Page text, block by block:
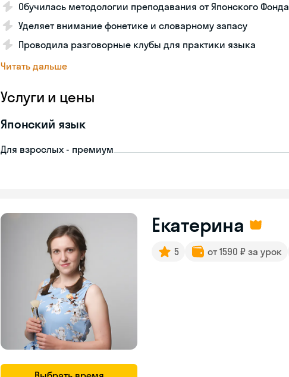
Обучилась методологии преподавания от Японского Фонда
Уделяет внимание фонетике и словарному запасу
Проводила разговорные клубы для практики языка
Читать дальше
Услуги и цены
Японский язык
Для взрослых - премиум
Екатерина
5 от 1590 ₽ за урок